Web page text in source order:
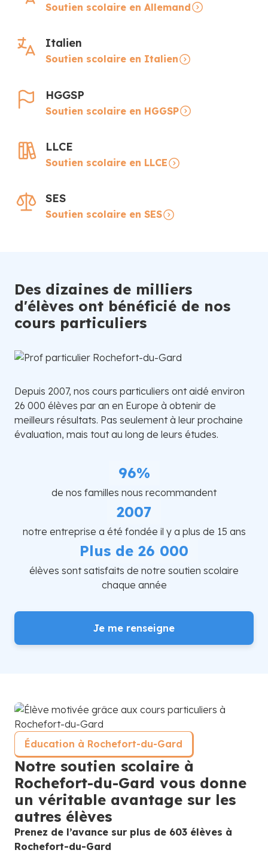
Soutien scolaire en Allemand
Italien
Soutien scolaire en Italien
HGGSP
Soutien scolaire en HGGSP
LLCE
Soutien scolaire en LLCE
SES
Soutien scolaire en SES
Des dizaines de milliers
d'élèves ont bénéficié de nos
cours particuliers
Depuis 2007, nos cours particuliers ont aidé environ
26 000 élèves par an en Europe à obtenir de
meilleurs résultats. Pas seulement à leur prochaine
évaluation, mais tout au long de leurs études.
96%
de nos familles nous recommandent
2007
notre entreprise a été fondée il y a plus de 15 ans
Plus de 26 000
élèves sont satisfaits de notre soutien scolaire
chaque année
Je me renseigne
Éducation à Rochefort-du-Gard
Notre soutien scolaire à
Rochefort-du-Gard vous donne
un véritable avantage sur les
autres élèves
Prenez de l’avance sur plus de 603 élèves à
Rochefort-du-Gard